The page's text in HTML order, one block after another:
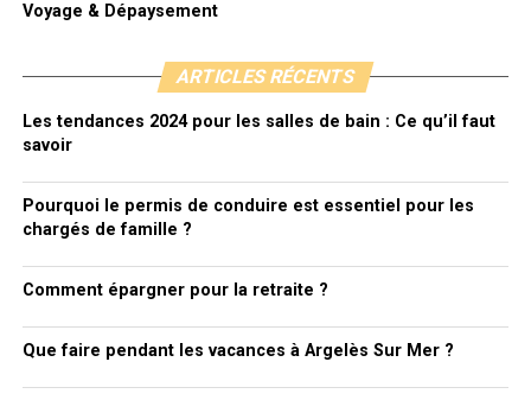
Voyage & Dépaysement
ARTICLES RÉCENTS
Les tendances 2024 pour les salles de bain : Ce qu’il faut
savoir
Pourquoi le permis de conduire est essentiel pour les
chargés de famille ?
Comment épargner pour la retraite ?
Que faire pendant les vacances à Argelès Sur Mer ?